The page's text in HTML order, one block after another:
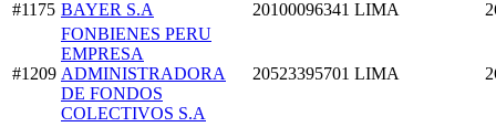
#1175 BAYER S.A 20100096341 LIMA
#1209
FONBIENES PERU
EMPRESA
ADMINISTRADORA
DE FONDOS
COLECTIVOS S.A
20523395701 LIMA